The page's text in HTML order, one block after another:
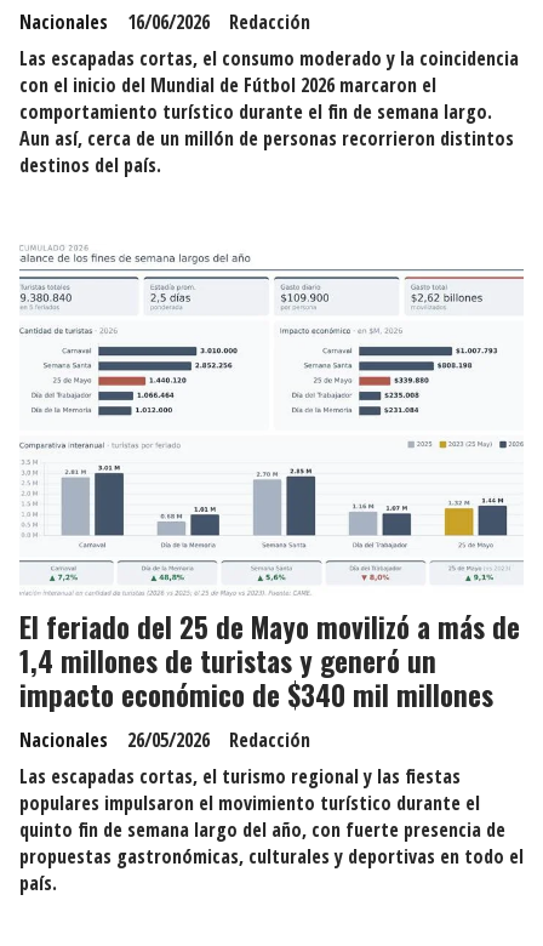
Redacción
Nacionales
16/06/2026
Las escapadas cortas, el consumo moderado y la coincidencia
con el inicio del Mundial de Fútbol 2026 marcaron el
comportamiento turístico durante el fin de semana largo.
Aun así, cerca de un millón de personas recorrieron distintos
destinos del país.
El feriado del 25 de Mayo movilizó a más de
1,4 millones de turistas y generó un
impacto económico de $340 mil millones
Redacción
Nacionales
26/05/2026
Las escapadas cortas, el turismo regional y las fiestas
populares impulsaron el movimiento turístico durante el
quinto fin de semana largo del año, con fuerte presencia de
propuestas gastronómicas, culturales y deportivas en todo el
país.